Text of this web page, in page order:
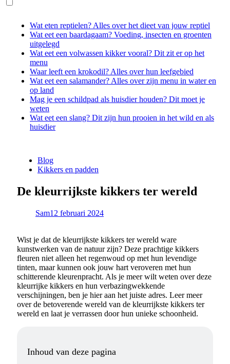
Wat eten reptielen? Alles over het dieet van jouw reptiel
Wat eet een baardagaam? Voeding, insecten en groenten
uitgelegd
Wat eet een volwassen kikker vooral? Dit zit er op het
menu
Waar leeft een krokodil? Alles over hun leefgebied
Wat eet een salamander? Alles over zijn menu in water en
op land
Mag je een schildpad als huisdier houden? Dit moet je
weten
Wat eet een slang? Dit zijn hun prooien in het wild en als
huisdier
Blog
Kikkers en padden
De kleurrijkste kikkers ter wereld
Sam12 februari 2024
Wist je dat de kleurrijkste kikkers ter wereld ware
kunstwerken van de natuur zijn? Deze prachtige kikkers
fleuren niet alleen het regenwoud op met hun levendige
tinten, maar kunnen ook jouw hart veroveren met hun
schitterende kleurenpracht. Als je meer wilt weten over deze
kleurrijke kikkers en hun verbazingwekkende
verschijningen, ben je hier aan het juiste adres. Leer meer
over de betoverende wereld van de kleurrijkste kikkers ter
wereld en laat je verrassen door hun unieke schoonheid.
Inhoud van deze pagina